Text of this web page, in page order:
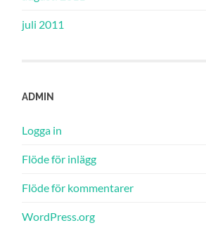
juli 2011
ADMIN
Logga in
Flöde för inlägg
Flöde för kommentarer
WordPress.org